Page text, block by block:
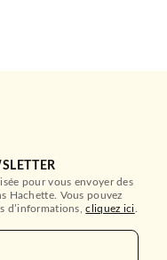
pour vous envoyer des
Hachette. Vous pouvez
d’informations,cliquez ici